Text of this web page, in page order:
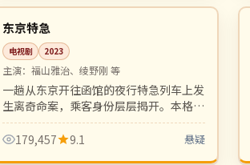
日本
东京特急
电视剧 2023
主演：福山雅治、绫野刚 等
一趟从东京开往函馆的夜行特急列车上发
生离奇命案，乘客身份层层揭开。本格推
理与人性洞察并存，松本清张式氛围。
179,457
9.1 悬疑